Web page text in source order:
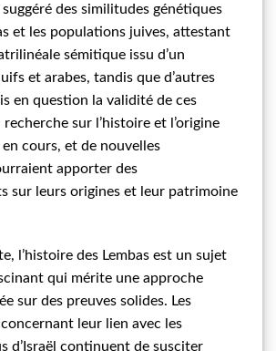
des similitudes génétiques
et les populations juives, attestant
sémitique issu d’un
et arabes, tandis que d’autres
en question la validité de ces
sur l’histoire et l’origine
en cours, et de nouvelles
apporter des
sur leurs origines et leur patrimoine
l’histoire des Lembas est un sujet
qui mérite une approche
sur des preuves solides. Les
leur lien avec les
d’Israël continuent de susciter